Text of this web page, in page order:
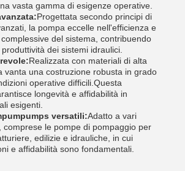
vasta gamma di esigenze operative.
Progettata secondo principi di
la pompa eccelle nell'efficienza e
del sistema, contribuendo
dei sistemi idraulici.
Realizzata con materiali di alta
vanta una costruzione robusta in grado
operative difficili.Questa
longevità e affidabilità in
esigenti.
versatili:Adatto a vari
comprese le pompe di pompaggio per
edilizie e idrauliche, in cui
e affidabilità sono fondamentali.